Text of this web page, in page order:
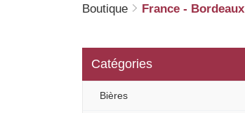
Boutique France - Bordeaux
Catégories
Bières